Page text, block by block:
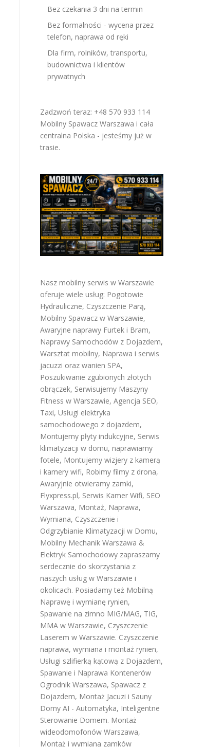
Bez czekania 3 dni na termin
Bez formalności - wycena przez
telefon, naprawa od ręki
Dla firm, rolników, transportu,
budownictwa i klientów
prywatnych
Zadzwoń teraz: +48 570 933 114
Mobilny Spawacz Warszawa i cała
centralna Polska - jesteśmy już w
trasie.
Nasz mobilny serwis w Warszawie
oferuje wiele usług: Pogotowie
Hydrauliczne, Czyszczenie Parą,
Mobilny Spawacz w Warszawie,
Awaryjne naprawy Furtek i Bram,
Naprawy Samochodów z Dojazdem,
Warsztat mobilny, Naprawa i serwis
jacuzzi oraz wanien SPA,
Poszukiwanie zgubionych złotych
obrączek, Serwisujemy Maszyny
Fitness w Warszawie, Agencja SEO,
Taxi, Usługi elektryka
samochodowego z dojazdem,
Montujemy płyty indukcyjne, Serwis
klimatyzacji w domu, naprawiamy
fotele, Montujemy wizjery z kamerą
i kamery wifi, Robimy filmy z drona,
Awaryjnie otwieramy zamki,
Flyxpress.pl, Serwis Kamer Wifi, SEO
Warszawa, Montaż, Naprawa,
Wymiana, Czyszczenie i
Odgrzybianie Klimatyzacji w Domu,
Mobilny Mechanik Warszawa &
Elektryk Samochodowy zapraszamy
serdecznie do skorzystania z
naszych usług w Warszawie i
okolicach. Posiadamy też Mobilną
Naprawę i wymianę rynien,
Spawanie na zimno MIG/MAG, TIG,
MMA w Warszawie, Czyszczenie
Laserem w Warszawie. Czyszczenie
naprawa, wymiana i montaż rynien,
Usługi szlifierką kątową z Dojazdem,
Spawanie i Naprawa Kontenerów
Ogrodnik Warszawa, Spawacz z
Dojazdem, Montaż Jacuzi i Sauny
Domy AI - Automatyka, Inteligentne
Sterowanie Domem. Montaż
wideodomofonów Warszawa,
Montaż i wymiana zamków